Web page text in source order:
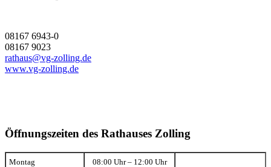
08167 6943-0
08167 9023
rathaus@vg-zolling.de
www.vg-zolling.de
Öffnungszeiten des Rathauses Zolling
Montag 08:00 Uhr – 12:00 Uhr